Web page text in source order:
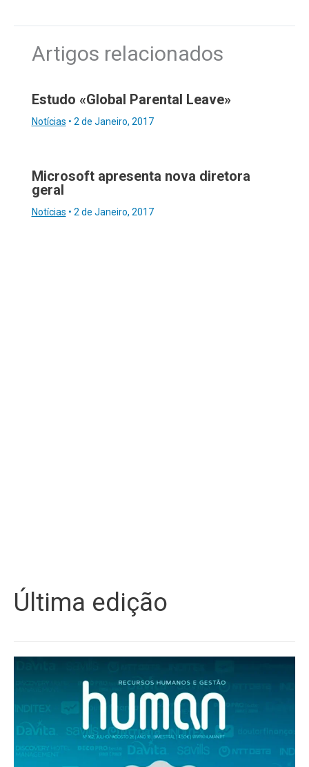
Artigos relacionados
Estudo «Global Parental Leave»
Notícias • 2 de Janeiro, 2017
Microsoft apresenta nova diretora
geral
Notícias • 2 de Janeiro, 2017
Última edição